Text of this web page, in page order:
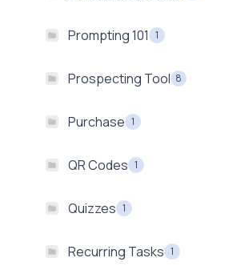
Prompting 101 1
Prospecting Tool 8
Purchase 1
QR Codes 1
Quizzes 1
Recurring Tasks 1